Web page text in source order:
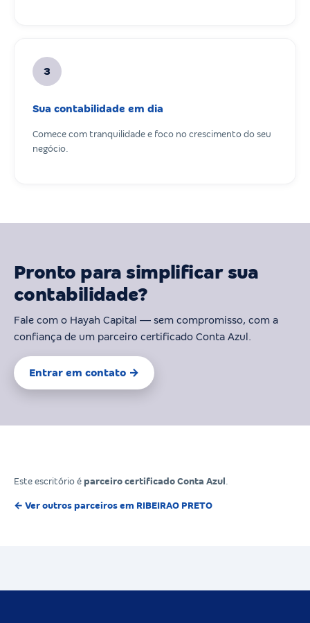
3
Sua contabilidade em dia
Comece com tranquilidade e foco no crescimento do seu
negócio.
Pronto para simplificar sua
contabilidade?
Fale com o Hayah Capital — sem compromisso, com a
confiança de um parceiro certificado Conta Azul.
Entrar em contato →
Este escritório é parceiro certificado Conta Azul
← Ver outros parceiros em RIBEIRAO PRETO